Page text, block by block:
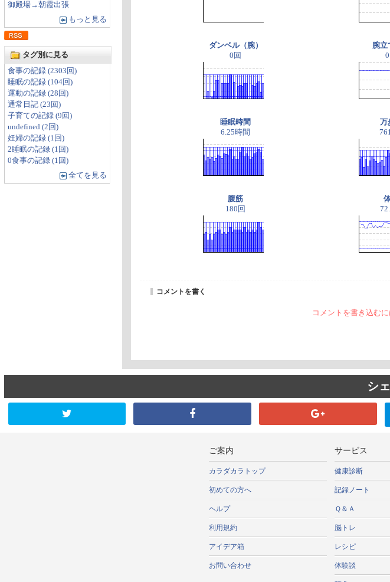
御殿場→朝霞出張
もっと見る
タグ別に見る
食事の記録 (2303回)
睡眠の記録 (104回)
運動の記録 (28回)
通常日記 (23回)
子育ての記録 (9回)
undefined (2回)
妊婦の記録 (1回)
2睡眠の記録 (1回)
0食事の記録 (1回)
全てを見る
ダンベル（腕）
0回
腕立
睡眠時間
6.25時間
万
腹筋
180回
コメントを書く
コメントを書き込む
シ
ご案内
カラダカラトップ
初めての方へ
ヘルプ
利用規約
アイデア箱
お問い合わせ
サービス
健康診断
記録ノート
Ｑ＆Ａ
脳トレ
レシピ
体験談